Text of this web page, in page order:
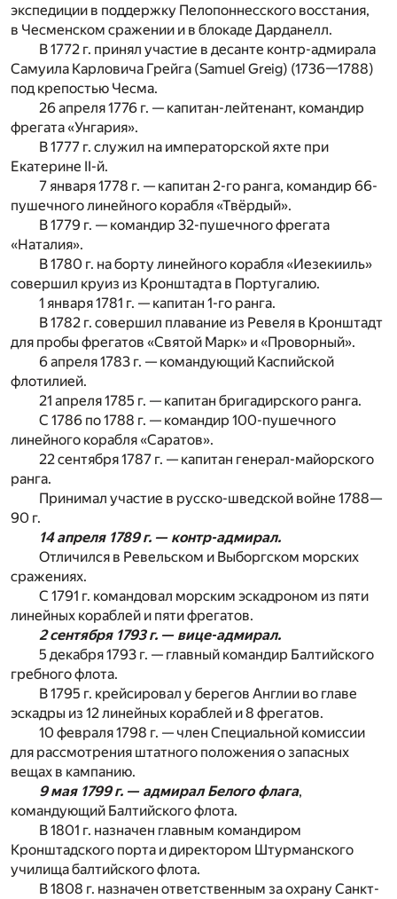
экспедиции в поддержку Пелопоннесского восстания,
в Чесменском сражении и в блокаде Дарданелл.
В 1772 г. принял участие в десанте контр-адмирала
Самуила Карловича Грейга (Samuel Greig) (1736—1788)
под крепостью Чесма.
26 апреля 1776 г. — капитан-лейтенант, командир
фрегата «Унгария».
В 1777 г. служил на императорской яхте при
Екатерине II-й.
7 января 1778 г. — капитан 2-го ранга, командир 66-
пушечного линейного корабля «Твёрдый».
В 1779 г. — командир 32-пушечного фрегата
«Наталия».
В 1780 г. на борту линейного корабля «Иезекииль»
совершил круиз из Кронштадта в Португалию.
1 января 1781 г. — капитан 1-го ранга.
В 1782 г. совершил плавание из Ревеля в Кронштадт
для пробы фрегатов «Святой Марк» и «Проворный».
6 апреля 1783 г. — командующий Каспийской
флотилией.
21 апреля 1785 г. — капитан бригадирского ранга.
С 1786 по 1788 г. — командир 100-пушечного
линейного корабля «Саратов».
22 сентября 1787 г. — капитан генерал-майорского
ранга.
Принимал участие в русско-шведской войне 1788—
90 г.
14 апреля 1789 г. — контр-адмирал.
Отличился в Ревельском и Выборгском морских
сражениях.
С 1791 г. командовал морским эскадроном из пяти
линейных кораблей и пяти фрегатов.
2 сентября 1793 г. — вице-адмирал.
5 декабря 1793 г. — главный командир Балтийского
гребного флота.
В 1795 г. крейсировал у берегов Англии во главе
эскадры из 12 линейных кораблей и 8 фрегатов.
10 февраля 1798 г. — член Специальной комиссии
для рассмотрения штатного положения о запасных
вещах в кампанию.
9 мая 1799 г. — адмирал Белого флага,
командующий Балтийского флота.
В 1801 г. назначен главным командиром
Кронштадского порта и директором Штурманского
училища балтийского флота.
В 1808 г. назначен ответственным за охрану Санкт-